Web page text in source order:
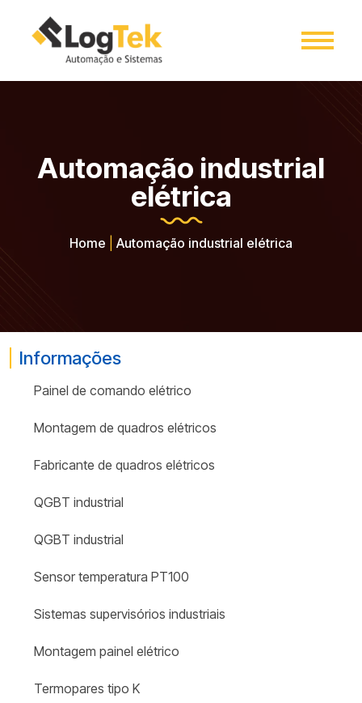
Automação industrial
elétrica
Home Automação industrial elétrica
Informações
Painel de comando elétrico
Montagem de quadros elétricos
Fabricante de quadros elétricos
QGBT industrial
QGBT industrial
Sensor temperatura PT100
Sistemas supervisórios industriais
Montagem painel elétrico
Termopares tipo K